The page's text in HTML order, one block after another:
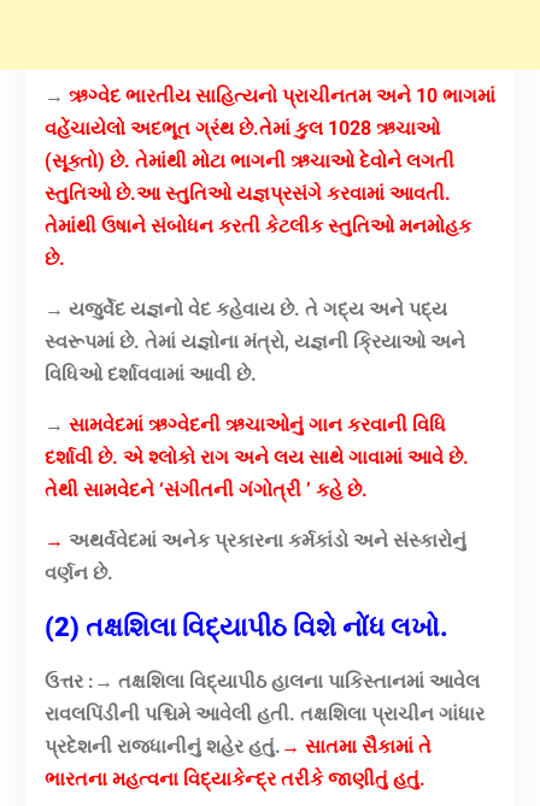
→ ઋગ્વેદ ભારતીય સાહિત્યનો પ્રાચીનતમ અને 10 ભાગમાં
વહેંચાયેલો અદભૂત ગ્રંથ છે.તેમાં કુલ 1028 ઋચાઓ
(સૂક્તો) છે. તેમાંથી મોટા ભાગની ઋચાઓ દેવોને લગતી
સ્તુતિઓ છે.આ સ્તુતિઓ યજ્ઞપ્રસંગે કરવામાં આવતી.
તેમાંથી ઉષાને સંબોધન કરતી કેટલીક સ્તુતિઓ મનમોહક
છે.
→ યજુર્વેદ યજ્ઞનો વેદ કહેવાય છે. તે ગદ્ય અને પદ્ય
સ્વરૂપમાં છે. તેમાં યજ્ઞોના મંત્રો, યજ્ઞની ક્રિયાઓ અને
વિધિઓ દર્શાવવામાં આવી છે.
→ સામવેદમાં ઋગ્વેદની ઋચાઓનું ગાન કરવાની વિધિ
દર્શાવી છે. એ શ્લોકો રાગ અને લય સાથે ગાવામાં આવે છે.
તેથી સામવેદને ‘સંગીતની ગંગોત્રી ’ કહે છે.
→ અથર્વવેદમાં અનેક પ્રકારના કર્મકાંડો અને સંસ્કારોનું
વર્ણન છે.
(2) તક્ષશિલા વિદ્યાપીઠ વિશે નોંધ લખો.
ઉત્તર : → તક્ષશિલા વિદ્યાપીઠ હાલના પાકિસ્તાનમાં આવેલ
રાવલપિંડીની પશ્ચિમે આવેલી હતી. તક્ષશિલા પ્રાચીન ગાંધાર
પ્રદેશની રાજધાનીનું શહેર હતું. → સાતમા સૈકામાં તે
ભારતના મહત્વના વિદ્યાકેન્દ્ર તરીકે જાણીતું હતું.